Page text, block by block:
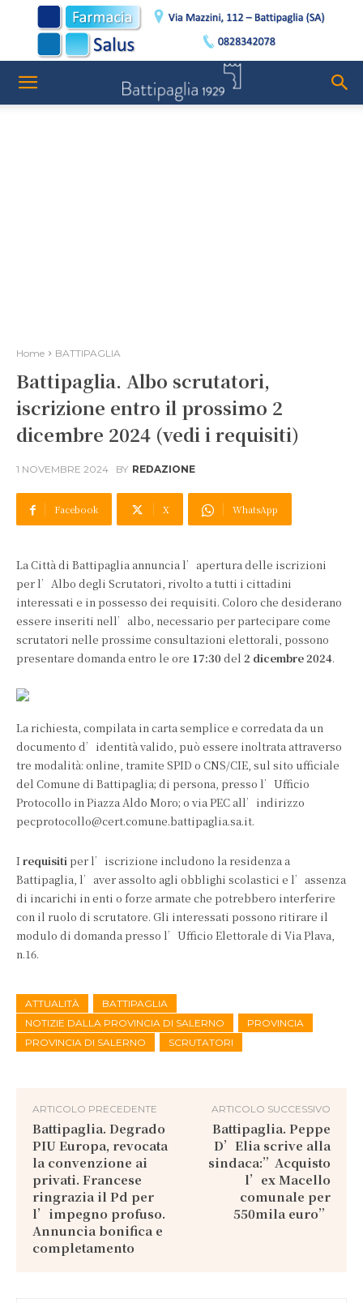
Home BATTIPAGLIA
Battipaglia. Albo scrutatori,
iscrizione entro il prossimo 2
dicembre 2024 (vedi i requisiti)
1 NOVEMBRE 2024 BY REDAZIONE
Facebook X WhatsApp
La Città di Battipaglia annuncia l’apertura delle iscrizioni
per l’Albo degli Scrutatori, rivolto a tutti i cittadini
interessati e in possesso dei requisiti. Coloro che desiderano
essere inseriti nell’albo, necessario per partecipare come
scrutatori nelle prossime consultazioni elettorali, possono
presentare domanda entro le ore 17:30 del 2 dicembre 2024.
La richiesta, compilata in carta semplice e corredata da un
documento d’identità valido, può essere inoltrata attraverso
tre modalità: online, tramite SPID o CNS/CIE, sul sito ufficiale
del Comune di Battipaglia; di persona, presso l’Ufficio
Protocollo in Piazza Aldo Moro; o via PEC all’indirizzo
pecprotocollo@cert.comune.battipaglia.sa.it.
Irequisitiper l’iscrizione includono la residenza a
Battipaglia, l’aver assolto agli obblighi scolastici e l’assenza
di incarichi in enti o forze armate che potrebbero interferire
con il ruolo di scrutatore. Gli interessati possono ritirare il
modulo di domanda presso l’Ufficio Elettorale di Via Plava,
n.16.
ATTUALITÀ
BATTIPAGLIA
NOTIZIE DALLA PROVINCIA DI SALERNO
PROVINCIA
PROVINCIA DI SALERNO
SCRUTATORI
ARTICOLO PRECEDENTE
Battipaglia. Degrado
PIU Europa, revocata
la convenzione ai
privati. Francese
ringrazia il Pd per
l’impegno profuso.
Annuncia bonifica e
completamento
ARTICOLO SUCCESSIVO
Battipaglia. Peppe
D’Elia scrive alla
sindaca:”Acquisto
l’ex Macello
comunale per
550mila euro”